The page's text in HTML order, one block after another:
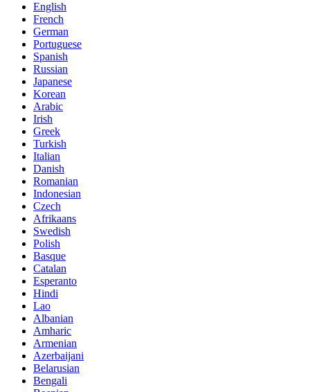
English
French
German
Portuguese
Spanish
Russian
Japanese
Korean
Arabic
Irish
Greek
Turkish
Italian
Danish
Romanian
Indonesian
Czech
Afrikaans
Swedish
Polish
Basque
Catalan
Esperanto
Hindi
Lao
Albanian
Amharic
Armenian
Azerbaijani
Belarusian
Bengali